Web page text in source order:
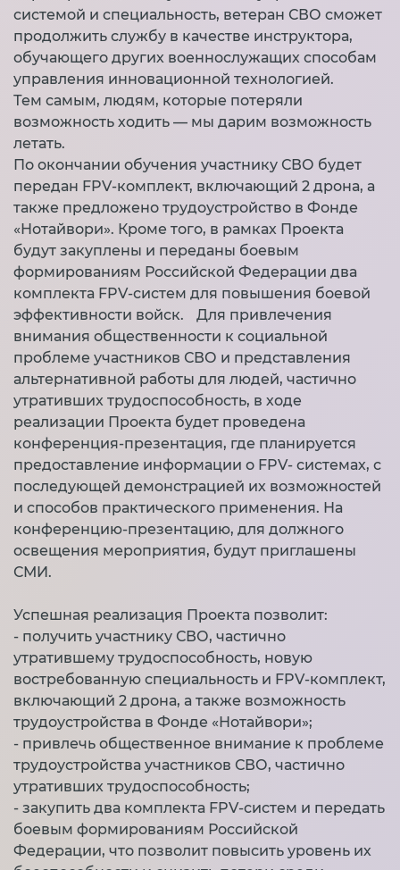
системой и специальность, ветеран СВО сможет
продолжить службу в качестве инструктора,
обучающего других военнослужащих способам
управления инновационной технологией.
Тем самым, людям, которые потеряли
возможность ходить — мы дарим возможность
летать.
По окончании обучения участнику СВО будет
передан FPV-комплект, включающий 2 дрона, а
также предложено трудоустройство в Фонде
«Нотайвори». Кроме того, в рамках Проекта
будут закуплены и переданы боевым
формированиям Российской Федерации два
комплекта FPV-систем для повышения боевой
эффективности войск. Для привлечения
внимания общественности к социальной
проблеме участников СВО и представления
альтернативной работы для людей, частично
утративших трудоспособность, в ходе
реализации Проекта будет проведена
конференция-презентация, где планируется
предоставление информации о FPV- системах, с
последующей демонстрацией их возможностей
и способов практического применения. На
конференцию-презентацию, для должного
освещения мероприятия, будут приглашены
СМИ.
Успешная реализация Проекта позволит:
- получить участнику СВО, частично
утратившему трудоспособность, новую
востребованную специальность и FPV-комплект,
включающий 2 дрона, а также возможность
трудоустройства в Фонде «Нотайвори»;
- привлечь общественное внимание к проблеме
трудоустройства участников СВО, частично
утративших трудоспособность;
- закупить два комплекта FPV-систем и передать
боевым формированиям Российской
Федерации, что позволит повысить уровень их